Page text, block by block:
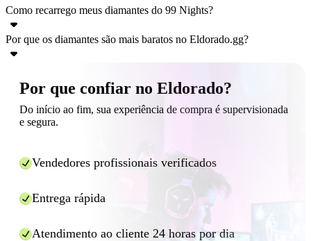
para comprar classes no lobby e para comprar ou rolar talentos nas
classes.
Sim, comprar diamantes no Eldorado.gg é seguro. Protegemos seu
dinheiro com nosso sistema TradeShield e trabalhamos
exclusivamente com vendedores verificados. Você pode liberar o
reembolso se houver algum problema.
Como recarrego meus diamantes do 99 Nights?
Após a compra, você deverá fornecer seu ID de jogador, e o
no jogo para receber um presente.
Por que os diamantes são mais baratos no Eldorado.gg?
Os diamantes são mais baratos no Eldorado.gg porque os
vendedores costumam comprá-los durante promoções regionais,
ofertas promocionais ou simplesmente os obtêm durante o farming
no jogo. Isso permite que os vendedores ofereçam preços melhores e
entre si para oferecer a você o preço mais atraente.
Por que confiar no Eldorado?
Do início ao fim, sua experiência de compra é supervisionada
e segura.
Vendedores profissionais verificados
Entrega rápida
Atendimento ao cliente 24 horas por dia